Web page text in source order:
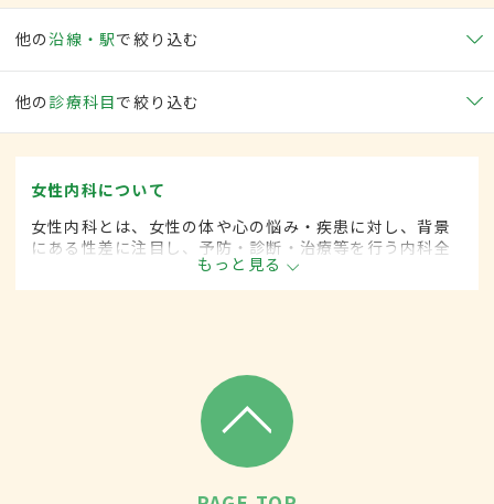
他の沿線・駅で絞り込む
他の 診療科目で絞り込む
女性内科について
女性内科とは、女性の体や心の悩み・疾患に対し、背景
にある性差に注目し、予防・診断・治療等を行う内科全
般領域です。ライフスタイルが多様化する中、女性の健
康をトータルサポートし、必要に応じて連携医療機関へ
もっと見る